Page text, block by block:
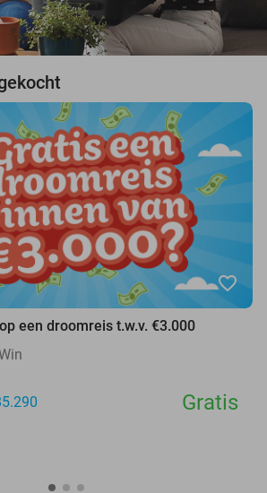
favorite_border
een droomreis t.w.v. €3.000
Gratis